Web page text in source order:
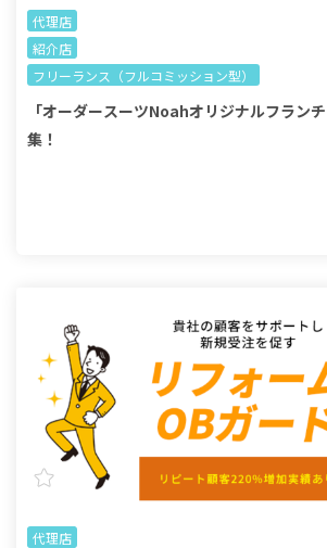
代理店
紹介店
フリーランス（フルコミッション型）
「オーダースーツNoahオリジナルフラン
集！
代理店